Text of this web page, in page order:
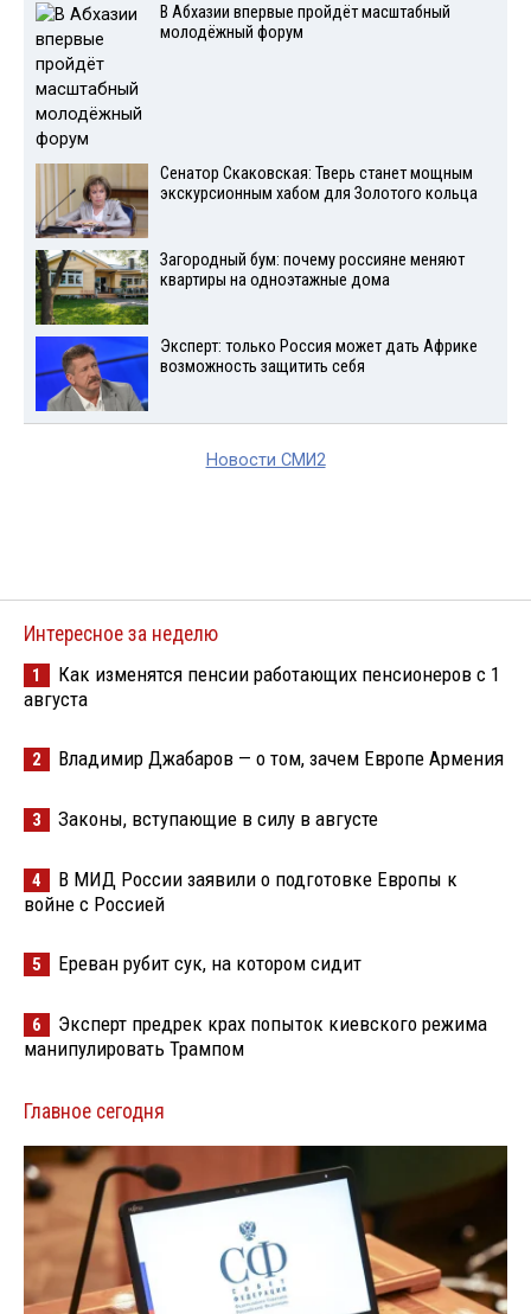
В Абхазии впервые пройдёт масштабный
молодёжный форум
Сенатор Скаковская: Тверь станет мощным
экскурсионным хабом для Золотого кольца
Загородный бум: почему россияне меняют
квартиры на одноэтажные дома
Эксперт: только Россия может дать Африке
возможность защитить себя
Новости СМИ2
Интересное за неделю
1
Как изменятся пенсии работающих пенсионеров с 1
августа
2 Владимир Джабаров — о том, зачем Европе Армения
3 Законы, вступающие в силу в августе
4
В МИД России заявили о подготовке Европы к
войне с Россией
5 Ереван рубит сук, на котором сидит
6
Эксперт предрек крах попыток киевского режима
манипулировать Трампом
Главное сегодня